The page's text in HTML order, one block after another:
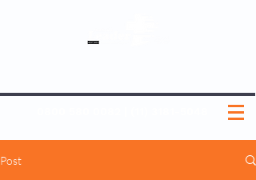
Post